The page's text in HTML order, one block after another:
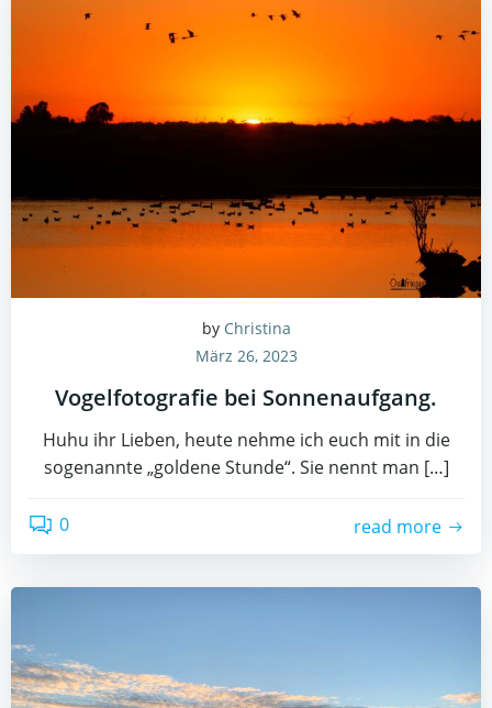
by Christina
März 26, 2023
Vogelfotografie bei Sonnenaufgang.
Huhu ihr Lieben, heute nehme ich euch mit in die
sogenannte „goldene Stunde“. Sie nennt man […]
0 read more